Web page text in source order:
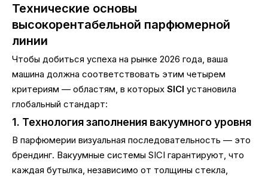
Технические основы
высокорентабельной парфюмерной
линии
Чтобы добиться успеха на рынке 2026 года, ваша
машина должна соответствовать этим четырем
критериям — областям, в которых SICI установила
глобальный стандарт:
1. Технология заполнения вакуумного уровня
В парфюмерии визуальная последовательность — это
брендинг. Вакуумные системы SICI гарантируют, что
каждая бутылка, независимо от толщины стекла,